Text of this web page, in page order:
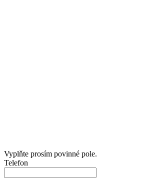
Vyplňte prosím povinné pole.
Telefon